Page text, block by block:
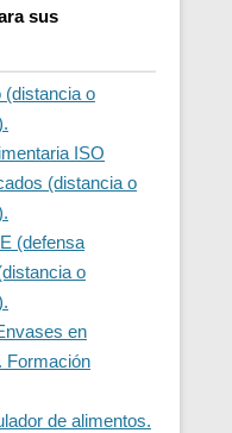
sus
(distancia o
ISO
(distancia o
(defensa
o
en
Formación
de alimentos.